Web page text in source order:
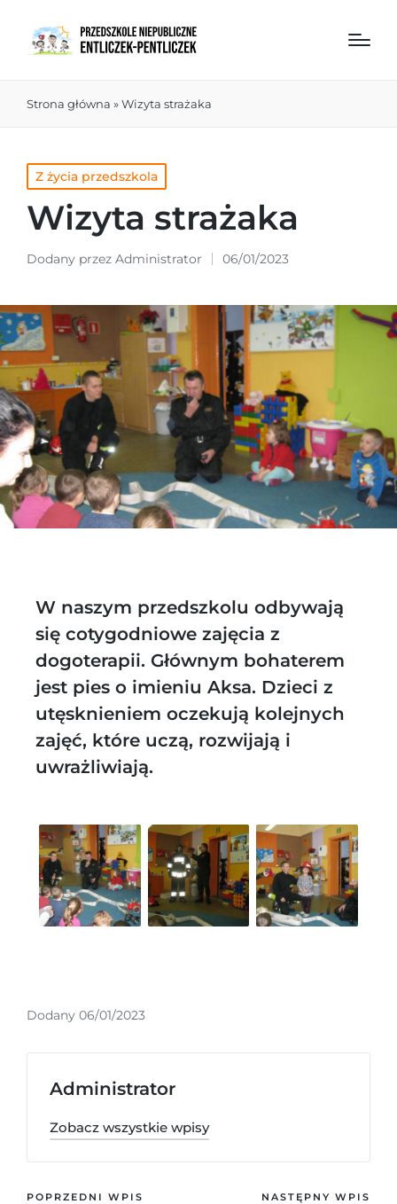
Strona główna »Wizyta strażaka
Z życia przedszkola
Wizyta strażaka
Dodany przez Administrator 06/01/2023
W naszym przedszkolu odbywają
się cotygodniowe zajęcia z
dogoterapii. Głównym bohaterem
jest pies o imieniu Aksa. Dzieci z
utęsknieniem oczekują kolejnych
zajęć, które uczą, rozwijają i
uwrażliwiają.
Dodany 06/01/2023
Administrator
Zobacz wszystkie wpisy
POPRZEDNI WPIS NASTĘPNY WPIS